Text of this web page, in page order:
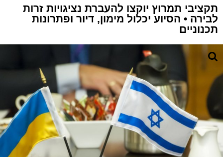
תקציבי תמרוץ יוקצו להעברת נציגויות זרות
לבירה • הסיוע יכלול מימון, דיור ופתרונות
תכנוניים